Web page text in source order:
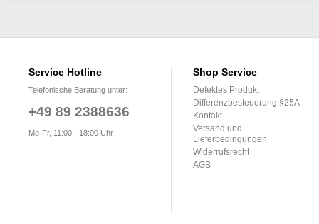
Service Hotline
Telefonische Beratung unter:
+49 89 2388636
Mo-Fr, 11:00 - 18:00 Uhr
Shop Service
Defektes Produkt
Differenzbesteuerung §25A
Kontakt
Versand und
Lieferbedingungen
Widerrufsrecht
AGB